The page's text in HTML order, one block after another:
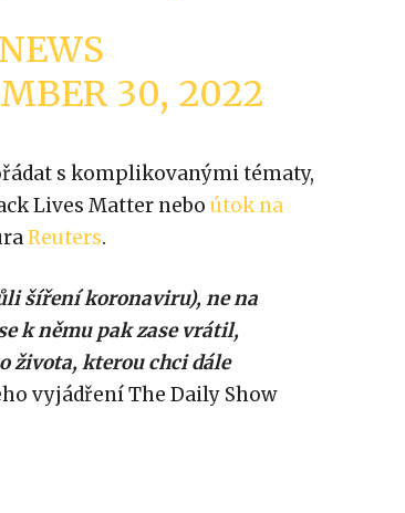
30, 2022
s komplikovanými tématy,
Lives Matter nebo útok na
Reuters.
šíření koronaviru), ne na
k němu pak zase vrátil,
života, kterou chci dále
vyjádření The Daily Show